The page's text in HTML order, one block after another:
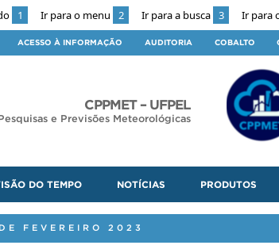
1 Ir para o menu 2 Ir para a busca 3 Ir para
ACESSO À INFORMAÇÃO AUDITORIA COBALTO
CPPMET – UFPEL
e Previsões Meteorológicas
DO TEMPO NOTÍCIAS PRODUTOS
FEVEREIRO 2023